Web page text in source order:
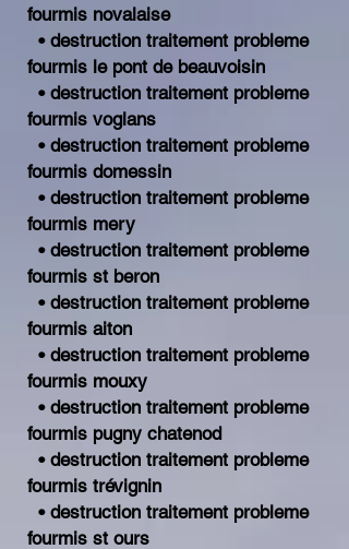
fourmis novalaise
• destruction traitement probleme
fourmis le pont de beauvoisin
• destruction traitement probleme
fourmis voglans
• destruction traitement probleme
fourmis domessin
• destruction traitement probleme
fourmis mery
• destruction traitement probleme
fourmis st beron
• destruction traitement probleme
fourmis aiton
• destruction traitement probleme
fourmis mouxy
• destruction traitement probleme
fourmis pugny chatenod
• destruction traitement probleme
fourmis trévignin
• destruction traitement probleme
fourmis st ours